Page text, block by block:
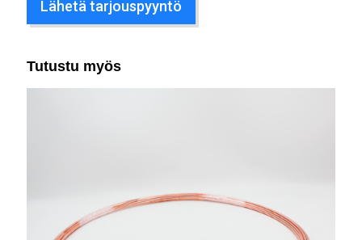
Lähetä tarjouspyyntö
Tutustu myös